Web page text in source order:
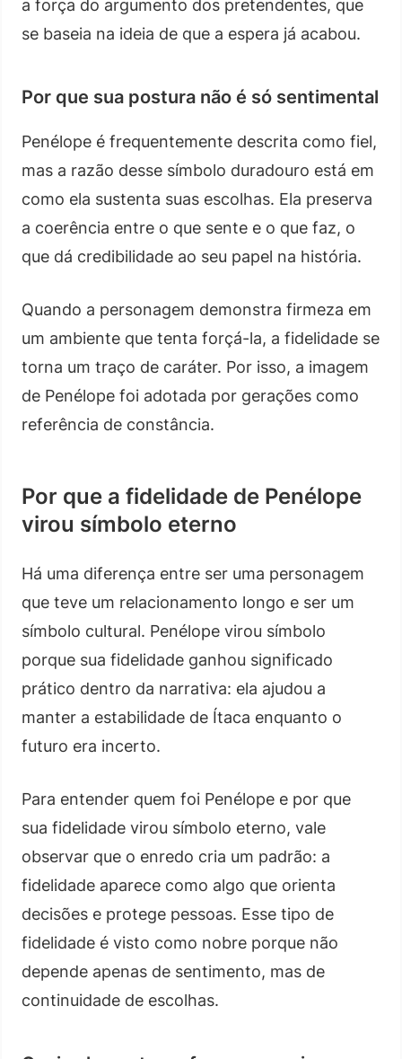
a força do argumento dos pretendentes, que
se baseia na ideia de que a espera já acabou.
Por que sua postura não é só sentimental
Penélope é frequentemente descrita como fiel,
mas a razão desse símbolo duradouro está em
como ela sustenta suas escolhas. Ela preserva
a coerência entre o que sente e o que faz, o
que dá credibilidade ao seu papel na história.
Quando a personagem demonstra firmeza em
um ambiente que tenta forçá-la, a fidelidade se
torna um traço de caráter. Por isso, a imagem
de Penélope foi adotada por gerações como
referência de constância.
Por que a fidelidade de Penélope
virou símbolo eterno
Há uma diferença entre ser uma personagem
que teve um relacionamento longo e ser um
símbolo cultural. Penélope virou símbolo
porque sua fidelidade ganhou significado
prático dentro da narrativa: ela ajudou a
manter a estabilidade de Ítaca enquanto o
futuro era incerto.
Para entender quem foi Penélope e por que
sua fidelidade virou símbolo eterno, vale
observar que o enredo cria um padrão: a
fidelidade aparece como algo que orienta
decisões e protege pessoas. Esse tipo de
fidelidade é visto como nobre porque não
depende apenas de sentimento, mas de
continuidade de escolhas.